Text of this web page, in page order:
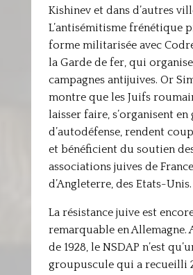
Kishinev et dans d’autres
L’antisémitisme frénétique
forme militarisée avec
la Garde de fer, qui
campagnes antijuives. Or
montre que les Juifs
laisser faire, s’organisent en
d’autodéfense, rendent
et bénéficient du soutien
associations juives de
d’Angleterre, des Etats-Unis.
La résistance juive est
remarquable en Allemagne.
de 1928, le NSDAP n’est
groupuscule qui a recueilli